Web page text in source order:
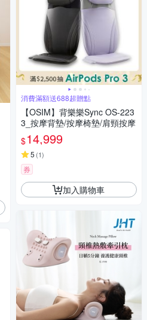
消費滿額送688超贈點
【OSIM】背樂樂Sync OS-223
3_按摩背墊/按摩椅墊/肩頸按摩
$14,999
5 (1)
券
加入購物車